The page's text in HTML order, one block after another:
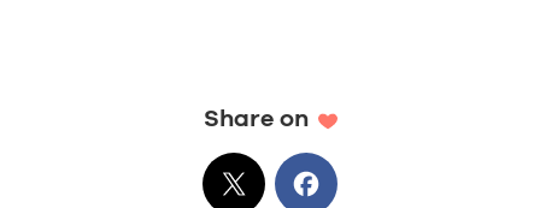
Share on
XでシェアFacebook